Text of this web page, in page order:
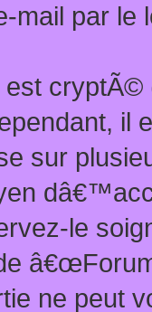
par le
est
il
sur
le
ne peut